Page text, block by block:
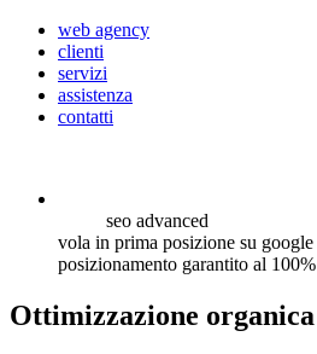
web agency
clienti
servizi
assistenza
contatti
seo advanced
vola in prima posizione su google
posizionamento garantito al 100%
Ottimizzazione organica